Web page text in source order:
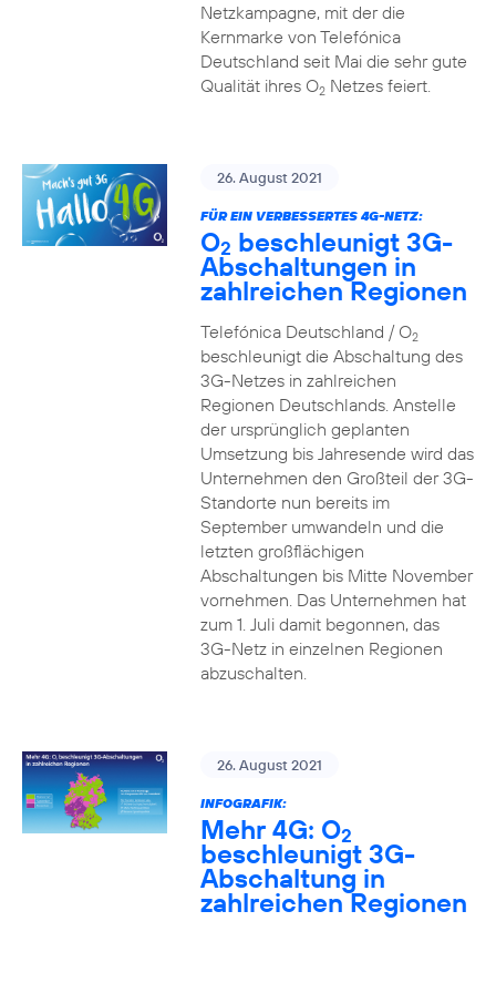
Netzkampagne, mit der die
Kernmarke von Telefónica
Deutschland seit Mai die sehr gute
Qualität ihres O2Netzes feiert.
26. August 2021
FÜR EIN VERBESSERTES 4G-NETZ:
O2 beschleunigt 3G-
Abschaltungen in
zahlreichen Regionen
Telefónica Deutschland / O2
beschleunigt die Abschaltung des
3G-Netzes in zahlreichen
Regionen Deutschlands. Anstelle
der ursprünglich geplanten
Umsetzung bis Jahresende wird das
Unternehmen den Großteil der 3G-
Standorte nun bereits im
September umwandeln und die
letzten großflächigen
Abschaltungen bis Mitte November
vornehmen. Das Unternehmen hat
zum 1. Juli damit begonnen, das
3G-Netz in einzelnen Regionen
abzuschalten.
26. August 2021
INFOGRAFIK:
Mehr 4G: O2
beschleunigt 3G-
Abschaltung in
zahlreichen Regionen